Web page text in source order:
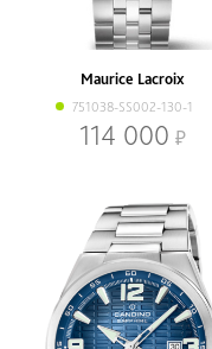
Наличие
В наличии
Кварцевый
Диаметр, мм
Maurice Lacroix
751038-SS002-130-1
114 000